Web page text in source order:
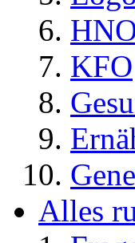
KFO
Alles